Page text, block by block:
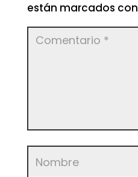
están marcados con